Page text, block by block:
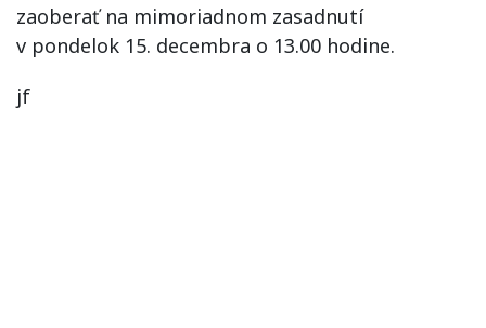
zaoberať na mimoriadnom zasadnutí
v pondelok 15. decembra o 13.00 hodine.
jf